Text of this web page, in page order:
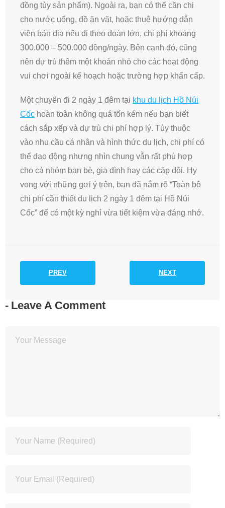
đồng tùy sản phẩm). Ngoài ra, bạn có thể cần chi
cho nước uống, đồ ăn vặt, hoặc thuê hướng dẫn
viên bản địa nếu đi theo đoàn lớn, chi phí khoảng
300.000 – 500.000 đồng/ngày. Bên cạnh đó, cũng
nên dự trù thêm một khoản nhỏ cho các hoạt động
vui chơi ngoài kế hoạch hoặc trường hợp khẩn cấp.
Một chuyến đi 2 ngày 1 đêm tại khu du lịch Hồ Núi
Cốc hoàn toàn không quá tốn kém nếu bạn biết
cách sắp xếp và dự trù chi phí hợp lý. Tùy thuộc
vào nhu cầu cá nhân và hình thức du lịch, chi phí có
thể dao động nhưng nhìn chung vẫn rất phù hợp
cho cả nhóm bạn bè, gia đình hay các cặp đôi. Hy
vọng với những gợi ý trên, bạn đã nắm rõ “Toàn bộ
chi phí cần thiết du lịch 2 ngày 1 đêm tại Hồ Núi
Cốc” để có một kỳ nghỉ vừa tiết kiệm vừa đáng nhớ.
PREV NEXT
Leave A Comment